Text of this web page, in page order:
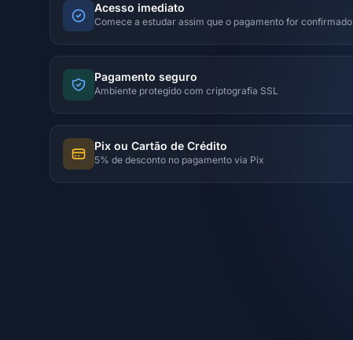
Acesso imediato
Comece a estudar assim que o pagamento for confirmado
Pagamento seguro
Ambiente protegido com criptografia SSL
Pix ou Cartão de Crédito
5% de desconto no pagamento via Pix